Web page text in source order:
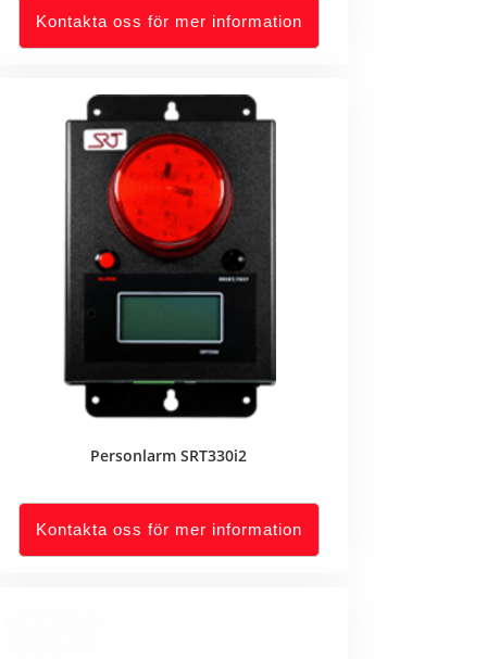
Kontakta oss för mer information
Personlarm SRT330i2
Kontakta oss för mer information